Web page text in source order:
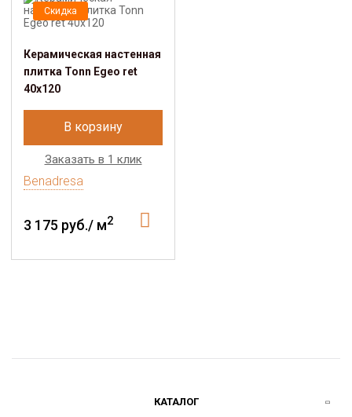
Скидка
Керамическая настенная
плитка Tonn Egeo ret
40х120
В корзину
Заказать в 1 клик
Benadresa
3 175 руб./ м2
КАТАЛОГ